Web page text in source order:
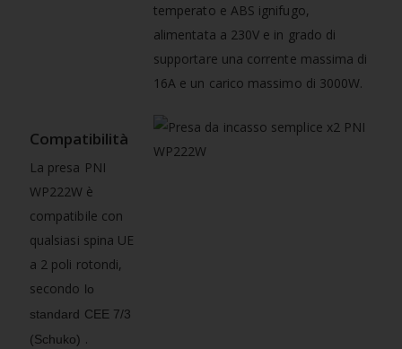
temperato e ABS ignifugo,
alimentata a 230V e in grado di
supportare una corrente massima di
16A e un carico massimo di 3000W.
Compatibilità
La presa PNI
WP222W è
compatibile con
qualsiasi spina UE
a 2 poli rotondi,
secondo lo
standard CEE 7/3
(Schuko) .